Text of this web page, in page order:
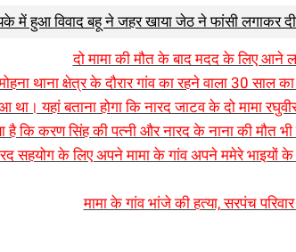
में हुआ विवाद बहू ने जहर खाया जेठ ने फांसी लगाकर
दो मामा की मौत के बाद मदद के लिए आने
थाना क्षेत्र के दौरार गांव का रहने वाला 30 साल
यहां बताना होगा कि नारद जाटव के दो मामा
है कि करण सिंह की पत्नी और नारद के नाना की मौत
सहयोग के लिए अपने मामा के गांव अपने ममेरे भाइयों
मामा के गांव भांजे की हत्या, सरपंच